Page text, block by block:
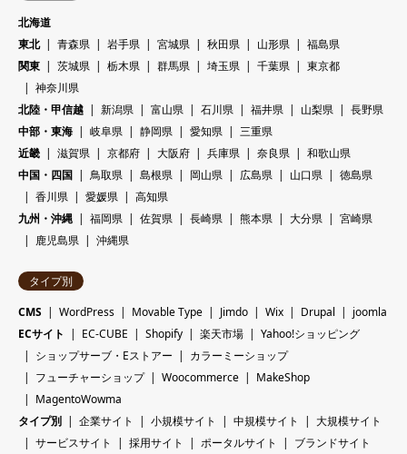
北海道
東北
青森県 岩手県 宮城県 秋田県 山形県
福島県
関東
茨城県 栃木県 群馬県 埼玉県 千葉県
東京都
神奈川県
北陸・甲信越
新潟県 富山県 石川県 福井県 山梨県
長野県
中部・東海
岐阜県 静岡県 愛知県
三重県
近畿
滋賀県 京都府 大阪府 兵庫県 奈良県
和歌山県
中国・四国
鳥取県 島根県 岡山県 広島県 山口県
徳島県
香川県
愛媛県
高知県
九州・沖縄
福岡県 佐賀県 長崎県 熊本県 大分県
宮崎県
鹿児島県
沖縄県
タイプ別
CMS
WordPress Movable Type Jimdo Wix Drupal
joomla
ECサイト
EC-CUBE Shopify 楽天市場
Yahoo!ショッピング
ショップサーブ・Eストアー
カラーミーショップ
フューチャーショップ
Woocommerce
MakeShop
MagentoWowma
タイプ別
企業サイト 小規模サイト 中規模サイト
大規模サイト
サービスサイト
採用サイト ポータルサイト ブランドサイト